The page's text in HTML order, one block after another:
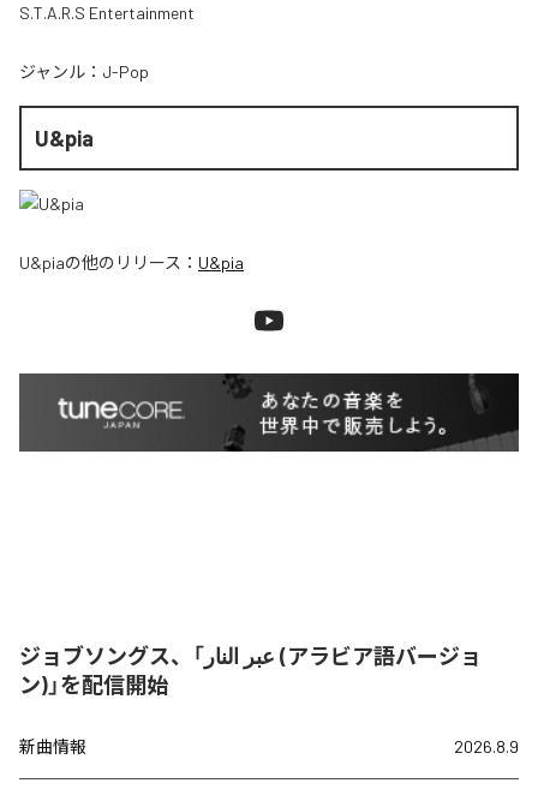
S.T.A.R.S Entertainment
ジャンル： J-Pop
U&pia
U&piaの他のリリース： U&pia
ジョブソングス、「عبر النار (アラビア語バージョ
ン)」を配信開始
新曲情報 2026.8.9